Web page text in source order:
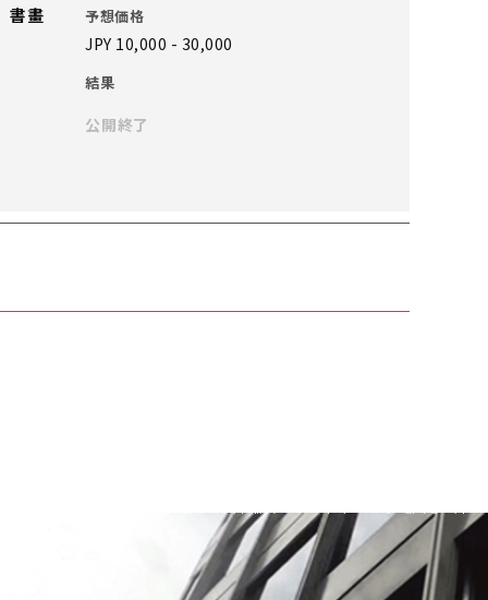
書畫 予想価格
JPY 10,000 - 30,000
結果
公開終了